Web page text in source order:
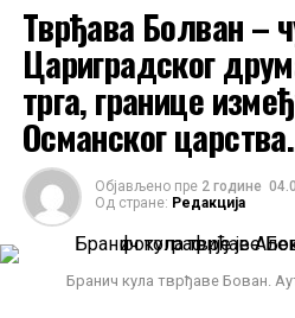
Тврђава Болван –
Цариградског
трга, границе
Османског
Објављено пре 2 године
Од стране: Редакција
Бранич кула тврђаве Бован.